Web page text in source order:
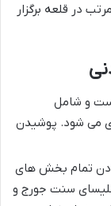
در قلعه برگزار
و شامل
می شود. پوشیدن
تمام بخش های
کلیسای سنت جورج و